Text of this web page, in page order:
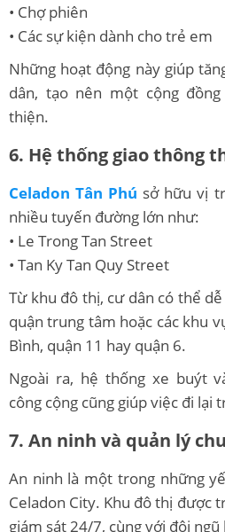
• Chợ phiên
• Các sự kiện dành cho trẻ em
Những hoạt động này giúp
dân, tạo nên một cộng
thiện.
6. Hệ thống giao thông
Celadon Tân Phú sở hữu vị
nhiều tuyến đường lớn như:
• Le Trong Tan Street
• Tan Ky Tan Quy Street
Từ khu đô thị, cư dân có thể
quận trung tâm hoặc các khu
Bình, quận 11 hay quận 6.
Ngoài ra, hệ thống xe buýt
công cộng cũng giúp việc đi lại
7. An ninh và quản lý
An ninh là một trong những
Celadon City. Khu đô thị được
giám sát 24/7, cùng với đội